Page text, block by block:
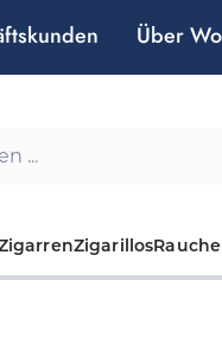
Über
Zigarillos